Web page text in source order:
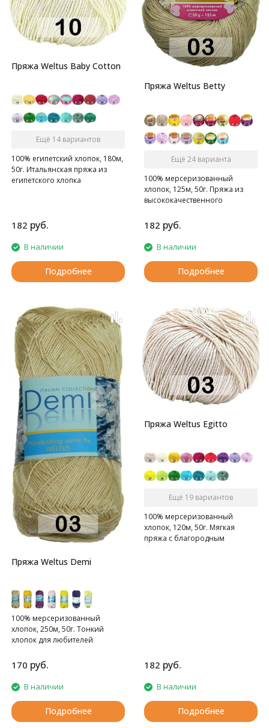
Пряжа Weltus Baby Cotton
Ещё 14 вариантов
100% египетский хлопок, 180м,
50г. Итальянская пряжа из
египетского хлопка
182 руб.
В наличии
Подробнее
Пряжа Weltus Betty
Ещё 24 варианта
100% мерсеризованный
хлопок, 125м, 50г. Пряжа из
высококачественного
182 руб.
В наличии
Подробнее
Пряжа Weltus Demi
100% мерсеризованный
хлопок, 250м, 50г. Тонкий
хлопок для любителей
170 руб.
В наличии
Подробнее
Пряжа Weltus Egitto
Ещё 19 вариантов
100% мерсеризованный
хлопок, 120м, 50г. Мягкая
пряжа с благородным
блеском, пластична в полотне
182 руб.
В наличии
Подробнее